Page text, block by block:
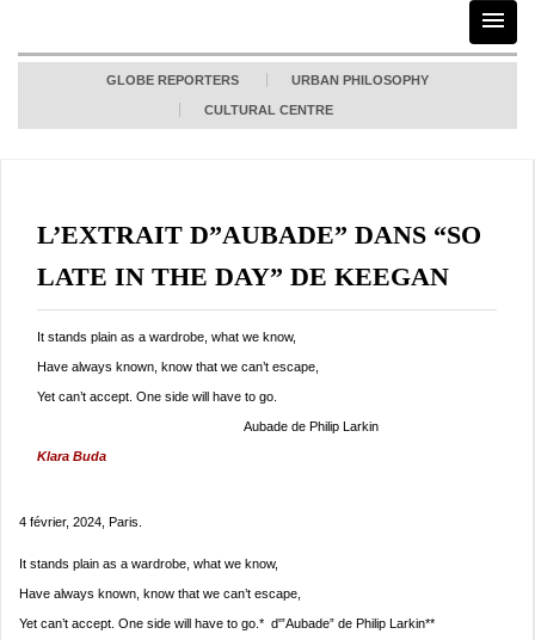
GLOBE REPORTERS URBAN PHILOSOPHY
CULTURAL CENTRE
L’EXTRAIT D”AUBADE” DANS “SO
LATE IN THE DAY” DE KEEGAN
It stands plain as a wardrobe, what we know,
Have always known, know that we can’t escape,
Yet can’t accept. One side will have to go.
Aubade de Philip Larkin
Klara Buda
4 février, 2024, Paris.
It stands plain as a wardrobe, what we know,
Have always known, know that we can’t escape,
Yet can’t accept. One side will have to go.* d'”Aubade” de Philip Larkin**